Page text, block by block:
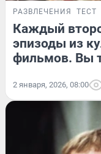
РАЗВЛЕЧЕНИЯ ТЕСТ
Каждый
эпизоды из
фильмов. Вы
2 января, 2026, 08:00